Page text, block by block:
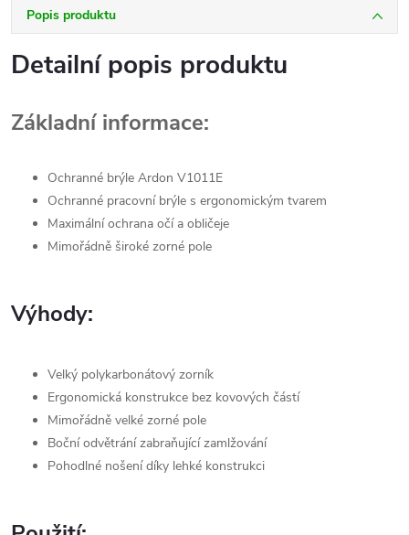
Popis produktu
Detailní popis produktu
Základní informace:
Ochranné brýle Ardon V1011E
Ochranné pracovní brýle s ergonomickým tvarem
Maximální ochrana očí a obličeje
Mimořádně široké zorné pole
Výhody:
Velký polykarbonátový zorník
Ergonomická konstrukce bez kovových částí
Mimořádně velké zorné pole
Boční odvětrání zabraňující zamlžování
Pohodlné nošení díky lehké konstrukci